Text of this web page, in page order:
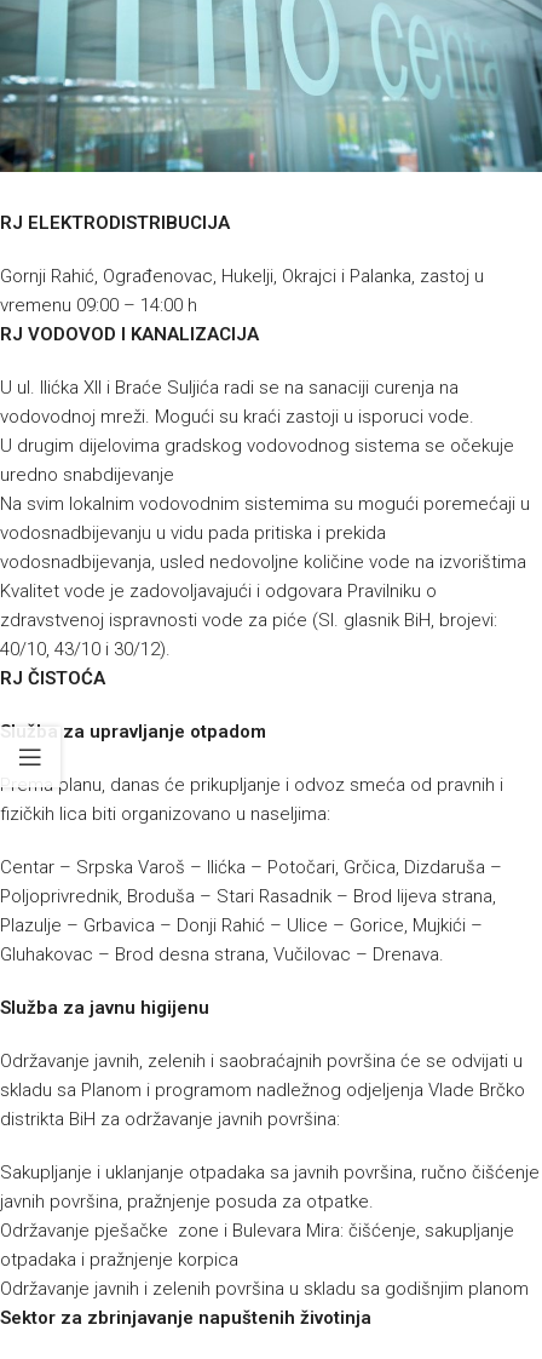
RJ ELEKTRODISTRIBUCIJA
Gornji Rahić, Ograđenovac, Hukelji, Okrajci i Palanka, zastoj u
vremenu 09:00 – 14:00 h
RJ VODOVOD I KANALIZACIJA
U ul. Ilićka XII i Braće Suljića radi se na sanaciji curenja na
vodovodnoj mreži. Mogući su kraći zastoji u isporuci vode.
U drugim dijelovima gradskog vodovodnog sistema se očekuje
uredno snabdijevanje
Na svim lokalnim vodovodnim sistemima su mogući poremećaji u
vodosnadbijevanju u vidu pada pritiska i prekida
vodosnadbijevanja, usled nedovoljne količine vode na izvorištima
Kvalitet vode je zadovoljavajući i odgovara Pravilniku o
zdravstvenoj ispravnosti vode za piće (Sl. glasnik BiH, brojevi:
40/10, 43/10 i 30/12).
RJ ČISTOĆA
Služba za upravljanje otpadom
Prema planu, danas će prikupljanje i odvoz smeća od pravnih i
fizičkih lica biti organizovano u naseljima:
Centar – Srpska Varoš – Ilićka – Potočari, Grčica, Dizdaruša –
Poljoprivrednik, Broduša – Stari Rasadnik – Brod lijeva strana,
Plazulje – Grbavica – Donji Rahić – Ulice – Gorice, Mujkići –
Gluhakovac – Brod desna strana, Vučilovac – Drenava.
Služba za javnu higijenu
Održavanje javnih, zelenih i saobraćajnih površina će se odvijati u
skladu sa Planom i programom nadležnog odjeljenja Vlade Brčko
distrikta BiH za održavanje javnih površina:
Sakupljanje i uklanjanje otpadaka sa javnih površina, ručno čišćenje
javnih površina, pražnjenje posuda za otpatke.
Održavanje pješačke zone i Bulevara Mira: čišćenje, sakupljanje
otpadaka i pražnjenje korpica
Održavanje javnih i zelenih površina u skladu sa godišnjim planom
Sektor za zbrinjavanje napuštenih životinja